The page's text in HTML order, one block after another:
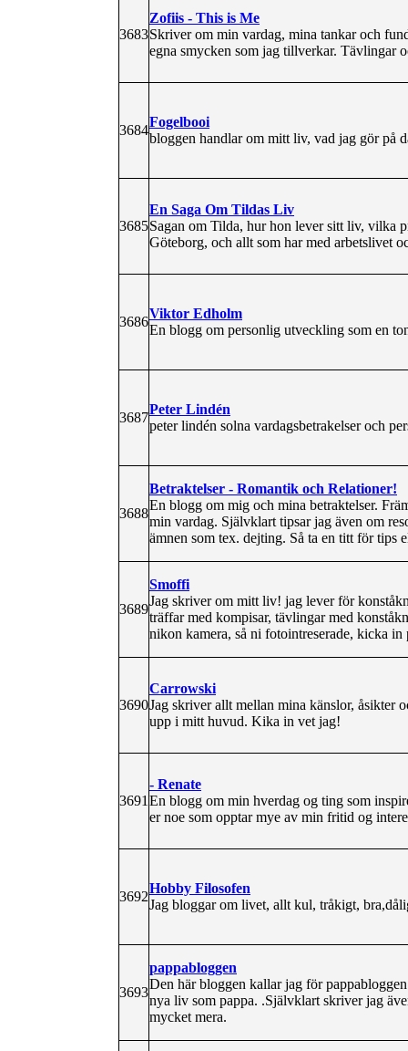
3683
Zofiis - This is Me
Skriver om min vardag, mina tankar och
egna smycken som jag tillverkar. Tävlingar
3684
Fogelbooi
bloggen handlar om mitt liv, vad jag gör på
3685
En Saga Om Tildas Liv
Sagan om Tilda, hur hon lever sitt liv, vilka
Göteborg, och allt som har med arbetslivet
3686
Viktor Edholm
En blogg om personlig utveckling som en
3687
Peter Lindén
peter lindén solna vardagsbetrakelser och
3688
Betraktelser - Romantik och Relationer!
En blogg om mig och mina betraktelser.
min vardag. Självklart tipsar jag även om
ämnen som tex. dejting. Så ta en titt för tips
3689
Smoffi
Jag skriver om mitt liv! jag lever för
träffar med kompisar, tävlingar med
nikon kamera, så ni fotointreserade, kicka
3690
Carrowski
Jag skriver allt mellan mina känslor, åsikter
upp i mitt huvud. Kika in vet jag!
3691
- Renate
En blogg om min hverdag og ting som
er noe som opptar mye av min fritid og
3692
Hobby Filosofen
Jag bloggar om livet, allt kul, tråkigt,
3693
pappabloggen
Den här bloggen kallar jag för
nya liv som pappa. .Självklart skriver jag
mycket mera.